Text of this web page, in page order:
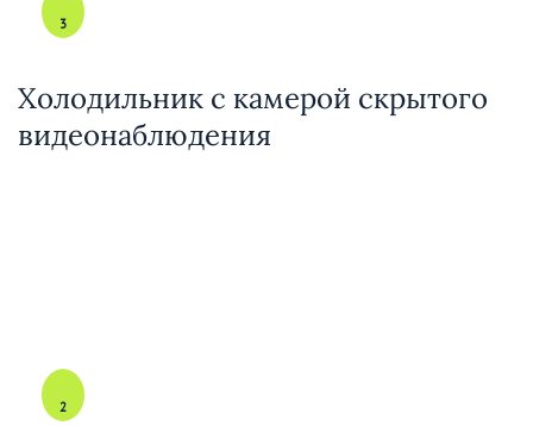
3
Холодильник с камерой скрытого
видеонаблюдения
2